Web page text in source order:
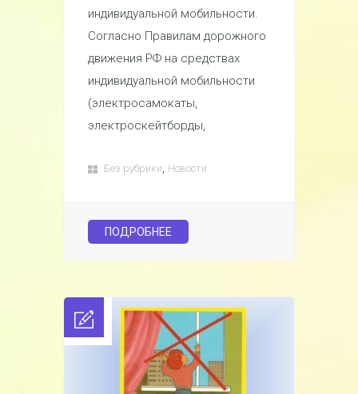
индивидуальной мобильности.
Согласно Правилам дорожного
движения РФ на средствах
индивидуальной мобильности
(электросамокаты,
электроскейтборды,
Без рубрики, Новости
ПОДРОБНЕЕ